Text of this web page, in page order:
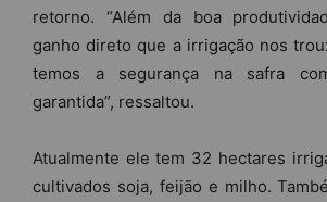
retorno. “Além da boa
ganho direto que a irrigação nos
temos a segurança na safra
garantida”, ressaltou.
Atualmente ele tem 32 hectares
cultivados soja, feijão e milho.